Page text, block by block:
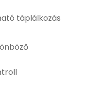
táplálkozás